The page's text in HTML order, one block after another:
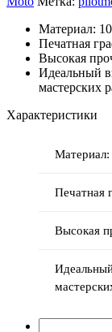
Материал:
Печатная
Высокая
Идеальный
мастерских
Характеристики
Печатная
Высокая